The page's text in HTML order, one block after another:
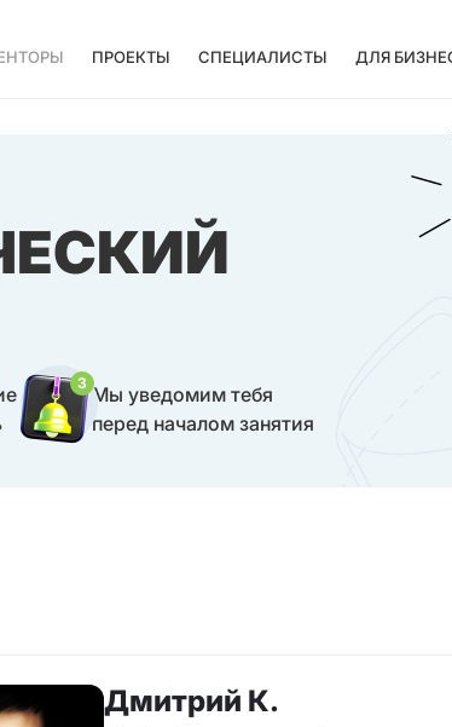
ПРОЕКТЫ СПЕЦИАЛИСТЫ ДЛЯ
3 Мы уведомим тебя
перед началом занятия
Дмитрий К.